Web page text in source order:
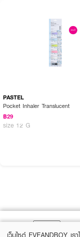
PASTEL
Pocket Inhaler Translucent
฿29
size 12 G
เว็บไซต์ EVEANDBOY เ